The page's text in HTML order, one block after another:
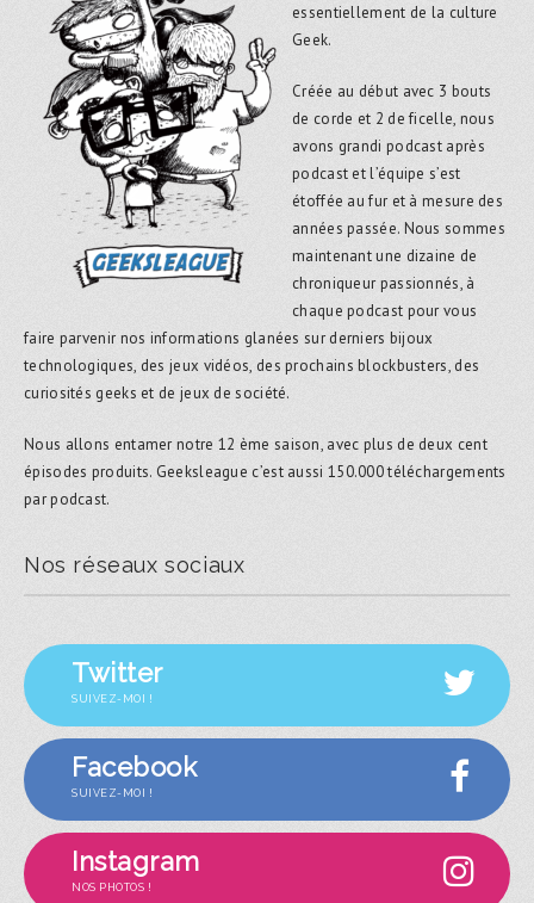
essentiellement de la culture
Geek.
Créée au début avec 3 bouts
de corde et 2 de ficelle, nous
avons grandi podcast après
podcast et l’équipe s’est
étoffée au fur et à mesure des
années passée. Nous sommes
maintenant une dizaine de
chroniqueur passionnés, à
chaque podcast pour vous
faire parvenir nos informations glanées sur derniers bijoux
technologiques, des jeux vidéos, des prochains blockbusters, des
curiosités geeks et de jeux de société.
Nous allons entamer notre 12 ème saison, avec plus de deux cent
épisodes produits. Geeksleague c’est aussi 150.000 téléchargements
par podcast.
Nos réseaux sociaux
Twitter
SUIVEZ-MOI !
Facebook
SUIVEZ-MOI !
Instagram
NOS PHOTOS !